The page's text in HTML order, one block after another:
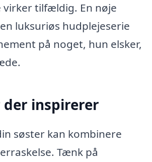
virker tilfældig. En nøje
luksuriøs hudplejeserie
på noget, hun elsker,
der inspirerer
søster kan kombinere
Tænk på